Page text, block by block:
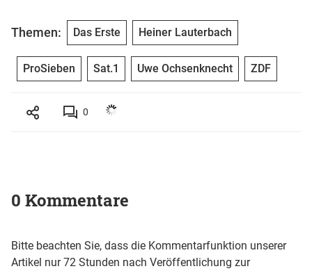
Themen: Das Erste Heiner Lauterbach
ProSieben Sat.1 Uwe Ochsenknecht ZDF
0
0 Kommentare
Bitte beachten Sie, dass die Kommentarfunktion unserer
Artikel nur 72 Stunden nach Veröffentlichung zur